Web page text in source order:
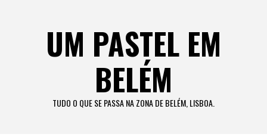
UM PASTEL EM
BELÉM
TUDO O QUE SE PASSA NA ZONA DE BELÉM, LISBOA.